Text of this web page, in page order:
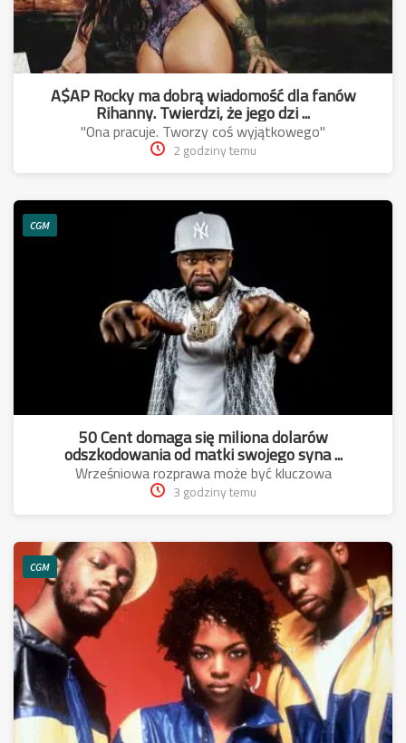
A$AP Rocky ma dobrą wiadomość dla fanów
Rihanny. Twierdzi, że jego dzi ...
"Ona pracuje. Tworzy coś wyjątkowego"
2 godziny temu
CGM
50 Cent domaga się miliona dolarów
odszkodowania od matki swojego syna ...
Wrześniowa rozprawa może być kluczowa
3 godziny temu
CGM